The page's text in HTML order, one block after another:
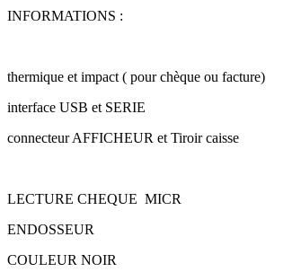
INFORMATIONS :
thermique et impact ( pour chèque ou facture)
interface USB et SERIE
connecteur AFFICHEUR et Tiroir caisse
LECTURE CHEQUE MICR
ENDOSSEUR
COULEUR NOIR